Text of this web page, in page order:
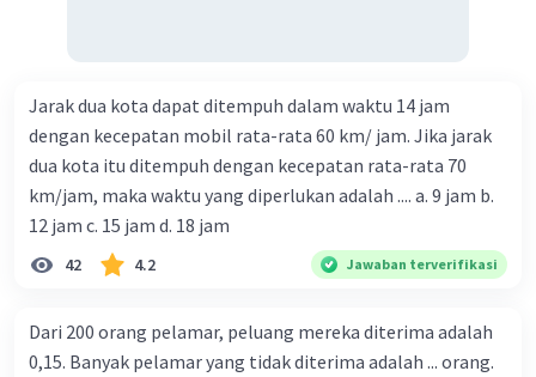
Jarak dua kota dapat ditempuh dalam waktu 14 jam
dengan kecepatan mobil rata-rata 60 km/ jam. Jika jarak
dua kota itu ditempuh dengan kecepatan rata-rata 70
km/jam, maka waktu yang diperlukan adalah .... a. 9 jam b.
12 jam c. 15 jam d. 18 jam
42 4.2 Jawaban terverifikasi
Dari 200 orang pelamar, peluang mereka diterima adalah
0,15. Banyak pelamar yang tidak diterima adalah ... orang.